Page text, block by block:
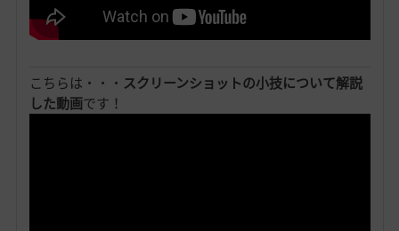
こちらは・・・ スクリーンショットの小技について解説
した動画です！